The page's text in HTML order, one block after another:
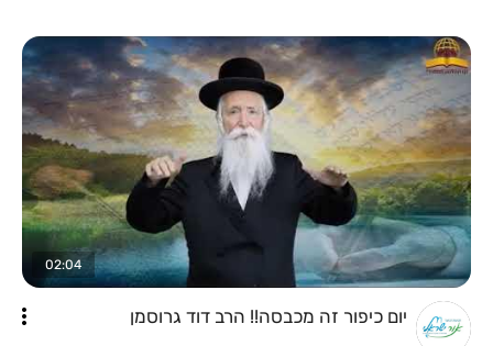
02:04
יום כיפור זה מכבסה!! הרב דוד גרוסמן